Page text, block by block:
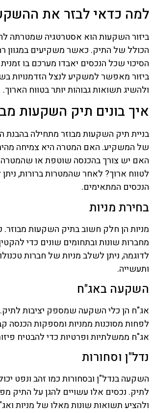
למה כדאי לבזר את
ביזור השקעות הוא אסטרטגיה שמטרתה
הכולל של התיק. כאשר משקיעים במגוון
הסיכוי שכל הנכסים יאבדו מערכם בו
ביזור מאפשר למשקיע לנצל הזדמנויות
ולהשיג תשואות גבוהות יותר בטווח הארוך.
איך בונים תיק השקעות
בניית תיק השקעות מבוזר מתחילה בהבנת
של המשקיע. האם המטרה היא צמיחה
האם יש צורך בהכנסה שוטפת או שהמטרה
לטווח ארוך? לאחר שהמטרות ברורות,
הנכסים המתאימים.
בחירת מניות
מניות הן חלק חשוב בתיק השקעות מבוזר.
מחברות שונות ובתחומים שונים כדי
לדוגמה, ניתן לשלב מניות של חברות
ותעשייה.
השקעה באג"ח
אג"ח הן כלי השקעה שמספק יציבות
לפחות מסוכנות ממניות ומספקות הכנסה
אג"ח ממשלתיות ופרטיות כדי להבטיח
נדל"ן וסחורות
השקעה בנדל"ן ובסחורות כמו זהב ונפט
לתיק. נכסים אלו עשויים להגן על התיק
ולהציע תשואות שונות מאלו של מניות